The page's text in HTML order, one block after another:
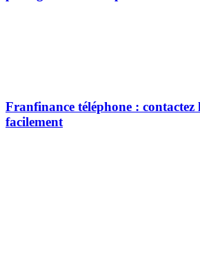
Franfinance téléphone : contactez
facilement